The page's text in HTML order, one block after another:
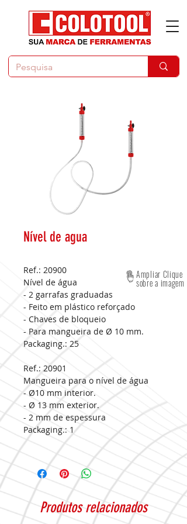
Nível de agua
Ref.: 20900
Nível de água
- 2 garrafas graduadas
- Feito em plástico reforçado
- Chaves de bloqueio
- Para mangueira de Ø 10 mm.
Packaging.: 25
Ref.: 20901
Mangueira para o nível de água
- Ø10 mm interior.
- Ø 13 mm exterior.
- 2 mm de espessura
Packaging.:1
Ampliar Clique
sobre a imagem
Produtos relacionados